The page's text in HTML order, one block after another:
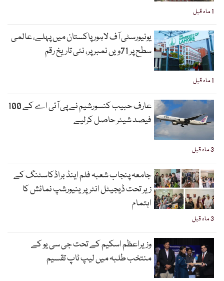
1 ماہ قبل
1 ماہ قبل
یونیورسٹی آف لاہور پاکستان میں پہلے، عالمی
سطح پر 71ویں نمبر پر، نئی تاریخ رقم
3 ماہ قبل
عارف حبیب کنسورشیم نے پی آئی اے کے 100
فیصد شیئر حاصل کرلیے
3 ماہ قبل
جامعہ پنجاب شعبہ فلم اینڈ براڈکاسٹنگ کے
زیر تحت ڈیجیٹل انٹرپرینیورشپ نمائش کا
اہتمام
وزیراعظم اسکیم کے تحت جی سی یو کے
منتخب طلبہ میں لیپ ٹاپ تقسیم